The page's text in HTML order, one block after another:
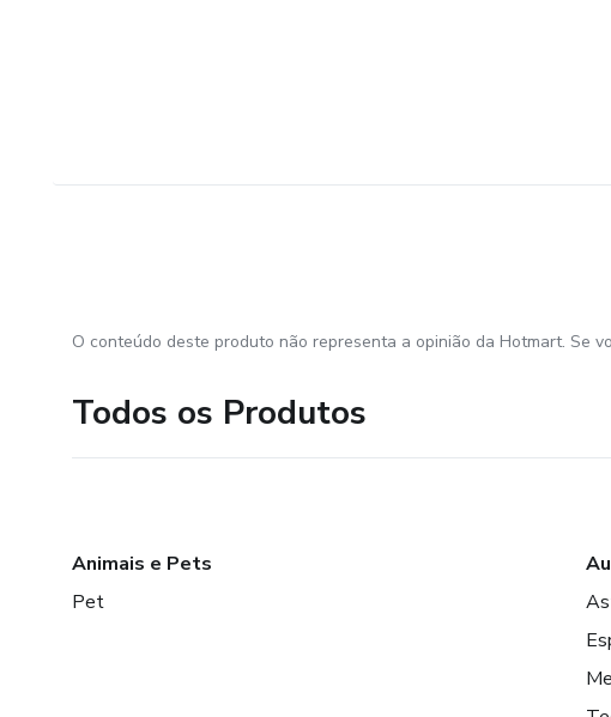
O conteúdo deste produto não representa a opinião da Hotmart. Se
Todos os Produtos
Animais e Pets
Pet